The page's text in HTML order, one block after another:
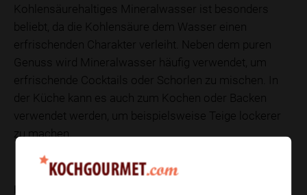
Kohlensäurehaltiges Mineralwasser ist besonders
beliebt, da die Kohlensäure dem Wasser einen
erfrischenden Charakter verleiht. Neben dem puren
Genuss wird Mineralwasser häufig verwendet, um
erfrischende Cocktails oder Schorlen zu mischen. In
der Küche kann es auch zum Kochen oder Backen
verwendet werden, um beispielsweise Teige lockerer
zu machen.
Nährwerte